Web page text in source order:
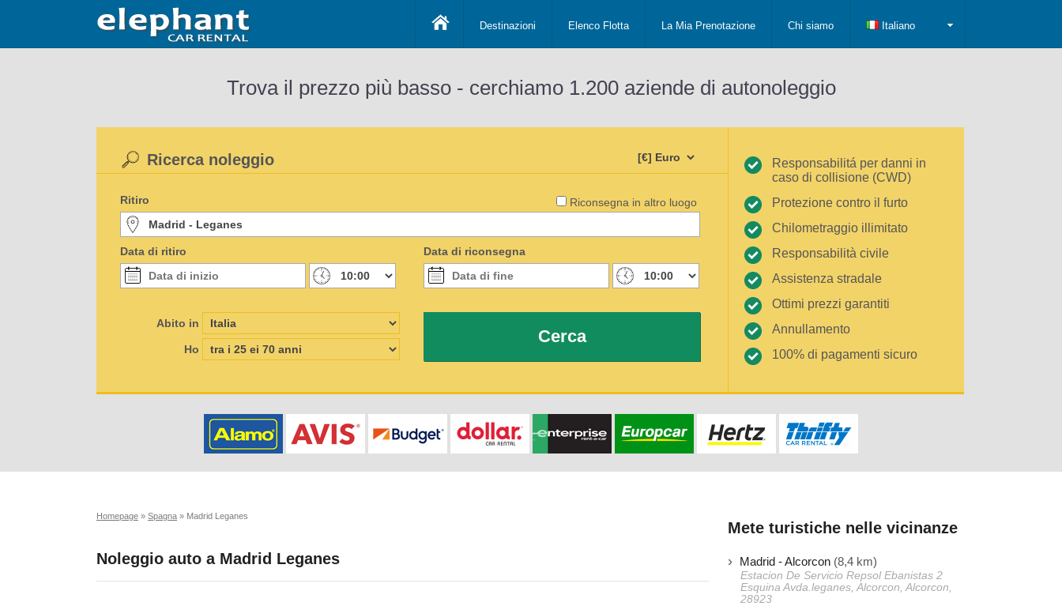
Destinazioni Elenco Flotta La Mia Prenotazione Chi siamo Italiano
Trova il prezzo più basso - cerchiamo 1.200 aziende di autonoleggio
Riconsegna in altro luogo
Ricerca noleggio
Ritiro
Data di ritiro Data di riconsegna
Abito in
Ho
Cerca
Responsabilitá per danni in
caso di collisione (CWD)
Protezione contro il furto
Chilometraggio illimitato
Responsabilità civile
Assistenza stradale
Ottimi prezzi garantiti
Annullamento
100% di pagamenti sicuro
Homepage » Spagna » Madrid Leganes
Noleggio auto a Madrid Leganes
Mete turistiche nelle vicinanze
Madrid - Alcorcon (8,4 km)
Estacion De Servicio Repsol Ebanistas 2
Esquina Avda.leganes, Alcorcon, Alcorcon,
28923